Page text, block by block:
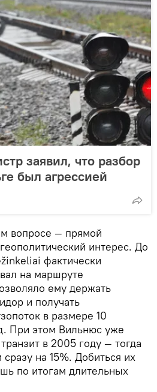
заявил, что разбор
был агрессией
вопросе — прямой
интерес. До
фактически
на маршруте
ему держать
и получать
в размере 10
При этом Вильнюс уже
в 2005 году — тогда
на 15%. Добиться их
по итогам длительных